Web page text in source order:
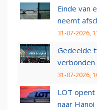
Einde van
neemt
31-07-2026,
Gedeelde
verbonden
31-07-2026,
LOT
naar Hanoi